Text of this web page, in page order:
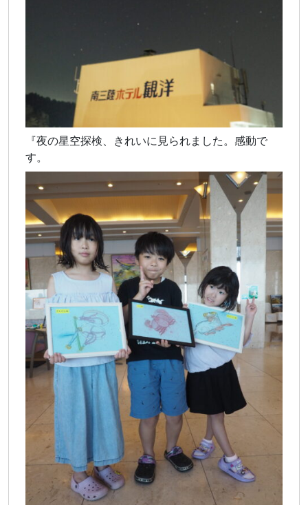
『夜の星空探検、きれいに見られました。感動で
す。